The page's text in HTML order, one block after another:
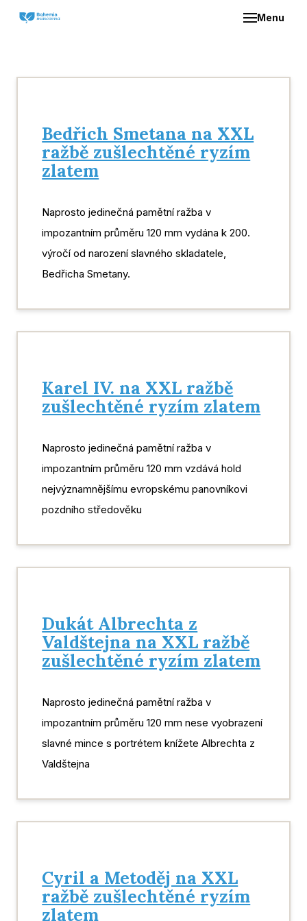
Menu
O
Bedřich Smetana na XXL
ražbě zušlechtěné ryzím
zlatem
Naprosto jedinečná pamětní ražba v
impozantním průměru 120 mm vydána k 200.
výročí od narození slavného skladatele,
Bedřicha Smetany.
Karel IV. na XXL ražbě
zušlechtěné ryzím zlatem
Naprosto jedinečná pamětní ražba v
impozantním průměru 120 mm vzdává hold
nejvýznamnějšímu evropskému panovníkovi
pozdního středověku
Dukát Albrechta z
Valdštejna na XXL ražbě
zušlechtěné ryzím zlatem
Naprosto jedinečná pamětní ražba v
impozantním průměru 120 mm nese vyobrazení
slavné mince s portrétem knížete Albrechta z
Valdštejna
Cyril a Metoděj na XXL
ražbě zušlechtěné ryzím
zlatem